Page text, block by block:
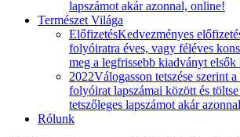
lapszámot akár azonnal, online!
Természet Világa
ElőfizetésKedvezményes
folyóiratra éves, vagy féléves
meg a legfrissebb kiadványt elsők
2022Válogasson tetszése szerint
folyóirat lapszámai között és
tetszőleges lapszámot akár
Rólunk